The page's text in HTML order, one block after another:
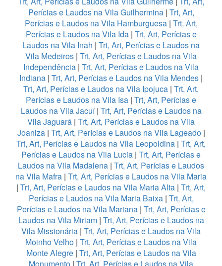
Perícias e Laudos na Vila Guilhermina| Trt, Art,
Perícias e Laudos na Vila Hamburguesa| Trt, Art,
Perícias e Laudos na Vila Ida| Trt, Art, Perícias e
Laudos na Vila Inah | Trt, Art, Perícias e Laudos na
Vila Medeiros | Trt, Art, Perícias e Laudos na Vila
Independência | Trt, Art, Perícias e Laudos na Vila
Indiana | Trt, Art, Perícias e Laudos na Vila Mendes |
Trt, Art, Perícias e Laudos na Vila Ipojuca | Trt, Art,
Perícias e Laudos na Vila Isa | Trt, Art, Perícias e
Laudos na Vila Jacuí| Trt, Art, Perícias e Laudos na
Vila Jaguará | Trt, Art, Perícias e Laudos na Vila
Joaniza| Trt, Art, Perícias e Laudos na Vila Lageado|
Trt, Art, Perícias e Laudos na Vila Leopoldina | Trt, Art,
Perícias e Laudos na Vila Lucia | Trt, Art, Perícias e
Laudos na Vila Madalena | Trt, Art, Perícias e Laudos
na Vila Mafra | Trt, Art, Perícias e Laudos na Vila Maria
| Trt, Art, Perícias e Laudos na Vila Maria Alta | Trt, Art,
Perícias e Laudos na Vila Maria Baixa| Trt, Art,
Perícias e Laudos na Vila Mariana| Trt, Art, Perícias e
Laudos na Vila Miriam| Trt, Art, Perícias e Laudos na
Vila Missionária | Trt, Art, Perícias e Laudos na Vila
Moinho Velho | Trt, Art, Perícias e Laudos na Vila
Monte Alegre| Trt, Art, Perícias e Laudos na Vila